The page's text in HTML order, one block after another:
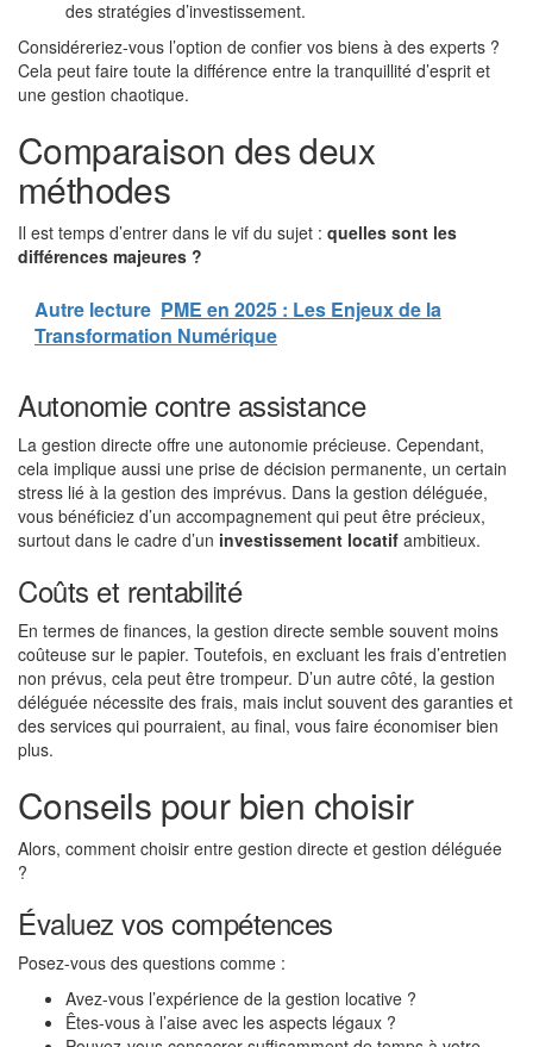
des stratégies d’investissement.
Considéreriez-vous l’option de confier vos biens à des experts ?
Cela peut faire toute la différence entre la tranquillité d’esprit et
une gestion chaotique.
Comparaison des deux
méthodes
Il est temps d’entrer dans le vif du sujet : quelles sont les
différences majeures ?
Autre lecture PME en 2025 : Les Enjeux de la
Transformation Numérique
Autonomie contre assistance
La gestion directe offre une autonomie précieuse. Cependant,
cela implique aussi une prise de décision permanente, un certain
stress lié à la gestion des imprévus. Dans la gestion déléguée,
vous bénéficiez d’un accompagnement qui peut être précieux,
surtout dans le cadre d’un investissement locatif ambitieux.
Coûts et rentabilité
En termes de finances, la gestion directe semble souvent moins
coûteuse sur le papier. Toutefois, en excluant les frais d’entretien
non prévus, cela peut être trompeur. D’un autre côté, la gestion
déléguée nécessite des frais, mais inclut souvent des garanties et
des services qui pourraient, au final, vous faire économiser bien
plus.
Conseils pour bien choisir
Alors, comment choisir entre gestion directe et gestion déléguée
?
Évaluez vos compétences
Posez-vous des questions comme :
Avez-vous l’expérience de la gestion locative ?
Êtes-vous à l’aise avec les aspects légaux ?